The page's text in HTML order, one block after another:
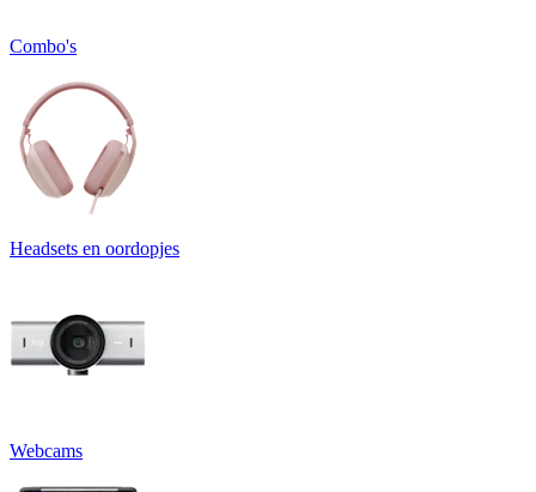
Combo's
Headsets en oordopjes
Webcams